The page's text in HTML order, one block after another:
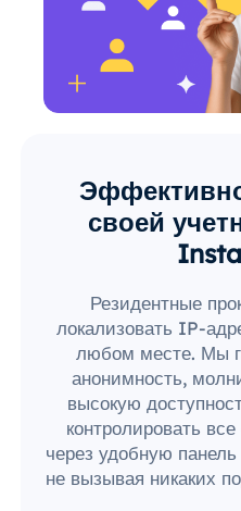
своей
Резидентные
локализовать IP-
любом месте. Мы
анонимность,
высокую
контролировать
через удобную
не вызывая никаких